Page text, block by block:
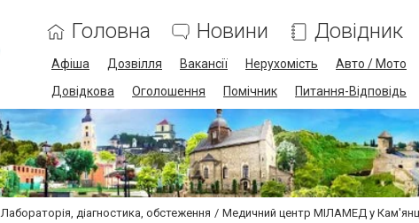
Головна Новини Довідник
Афіша Дозвілля Вакансії Нерухомість Авто / Мото
Довідкова
Оголошення Помічник Питання-Відповідь
Лабораторія, діагностика, обстеження Медичний центр МІЛАМЕД у